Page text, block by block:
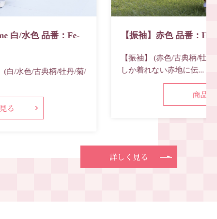
【振袖】赤色 品番：H-744
【振袖】 (赤色/古典柄/牡丹/松竹梅) 成人式らしい今
しか着れない赤地に伝...
詳しく見る